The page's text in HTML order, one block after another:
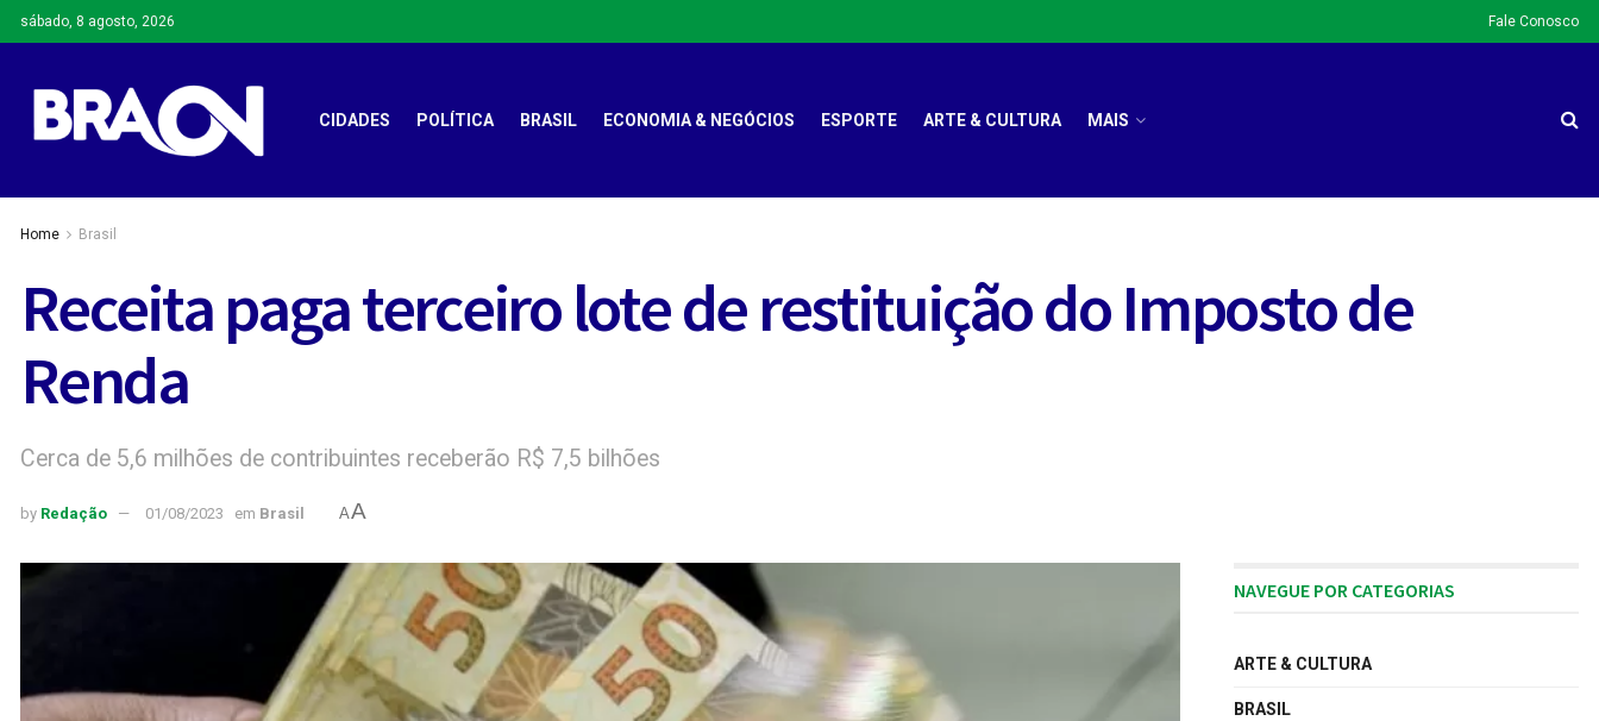
sábado, 8 agosto, 2026 Fale Conosco
CIDADES POLÍTICA BRASIL ECONOMIA & NEGÓCIOS ESPORTE ARTE & CULTURA MAIS
Home Brasil
Receita paga terceiro lote de restituição do Imposto de
Renda
Cerca de 5,6 milhões de contribuintes receberão R$ 7,5 bilhões
by Redação 01/08/2023 em Brasil AA
NAVEGUE POR CATEGORIAS
ARTE & CULTURA
BRASIL